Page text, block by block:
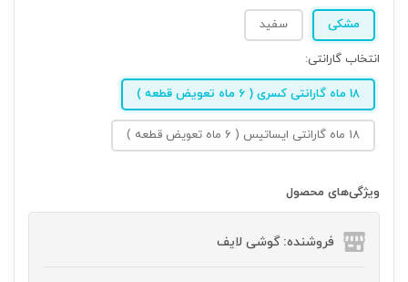
مشکی سفید
انتخاب گارانتی:
18 ماه گارانتی کسری ( 6 ماه تعویض قطعه )
18 ماه گارانتی ایساتیس ( 6 ماه تعویض قطعه )
ویژگی‌های محصول
فروشنده: گوشی لایف